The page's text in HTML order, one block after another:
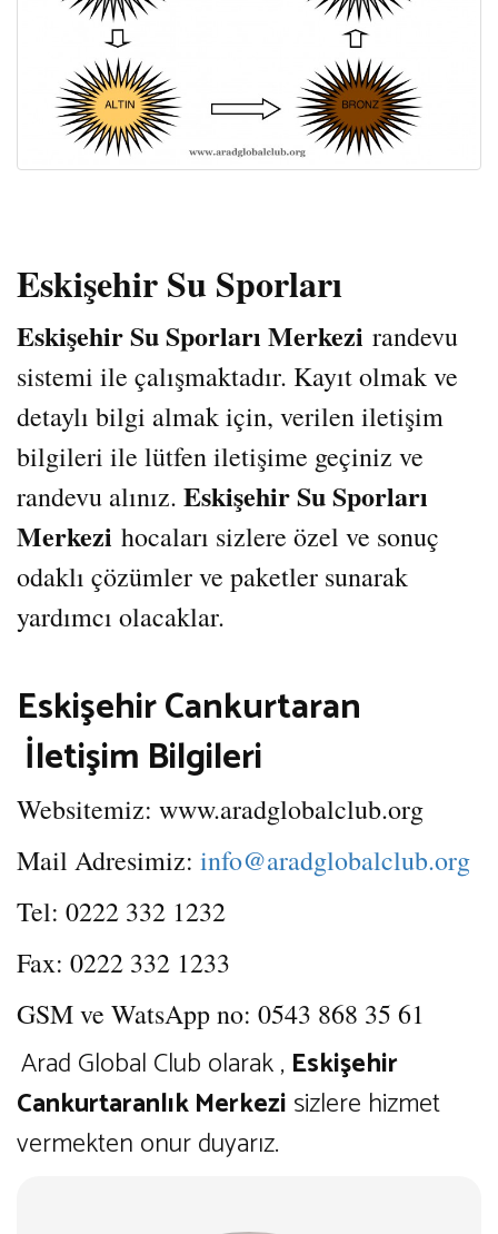
Eskişehir Su Sporları
Eskişehir Su Sporları Merkezi randevu
sistemi ile çalışmaktadır. Kayıt olmak ve
detaylı bilgi almak için, verilen iletişim
bilgileri ile lütfen iletişime geçiniz ve
randevu alınız. Eskişehir Su Sporları
Merkezi hocaları sizlere özel ve sonuç
odaklı çözümler ve paketler sunarak
yardımcı olacaklar.
Eskişehir Cankurtaran
İletişim Bilgileri
Websitemiz: www.aradglobalclub.org
Mail Adresimiz: info@aradglobalclub.org
Tel: 0222 332 1232
Fax: 0222 332 1233
GSM ve WatsApp no: 0543 868 35 61
Arad Global Club olarak , Eskişehir
Cankurtaranlık Merkezi sizlere hizmet
vermekten onur duyarız.